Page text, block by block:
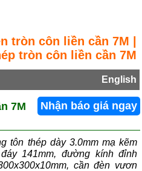
tròn côn liền cần 7M |
tròn côn liền cần 7M
English
Nhận báo giá ngay
7M
tôn thép dày 3.0mm mạ kẽm
141mm, đường kính đỉnh
cần đèn vươn